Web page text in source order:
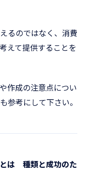
るのではなく、消費
えて提供することを
作成の注意点につい
参考にして下さい。
は 種類と成功のた